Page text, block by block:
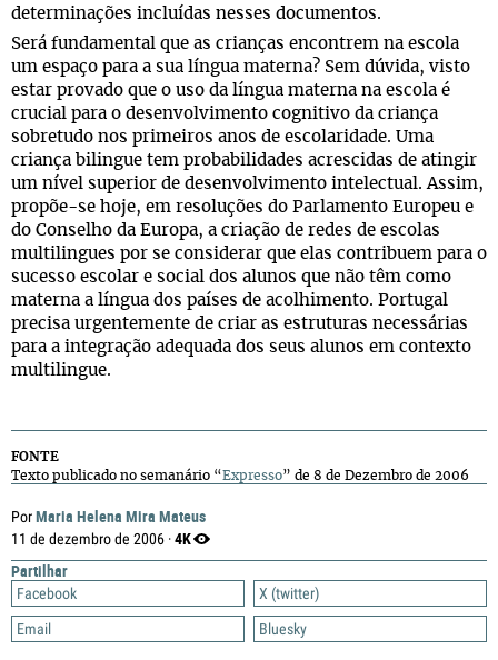
PorMaria Helena Mira Mateus
11 de dezembro de 2006 ·4K
Partilhar
Facebook
X (twitter)
Email
Bluesky
determinações incluídas nesses documentos.
Será fundamental que as crianças encontrem na escola
um espaço para a sua língua materna? Sem dúvida, visto
estar provado que o uso da língua materna na escola é
crucial para o desenvolvimento cognitivo da criança
sobretudo nos primeiros anos de escolaridade. Uma
criança bilingue tem probabilidades acrescidas de atingir
um nível superior de desenvolvimento intelectual. Assim,
propõe-se hoje, em resoluções do Parlamento Europeu e
do Conselho da Europa, a criação de redes de escolas
multilingues por se considerar que elas contribuem para o
sucesso escolar e social dos alunos que não têm como
materna a língua dos países de acolhimento. Portugal
precisa urgentemente de criar as estruturas necessárias
para a integração adequada dos seus alunos em contexto
multilingue.
FONTE
Texto publicado no semanário “Expresso” de 8 de Dezembro de 2006